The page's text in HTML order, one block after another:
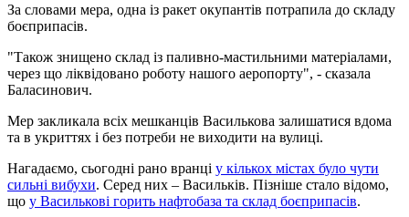
За словами мера, одна із ракет окупантів потрапила до складу
боєприпасів.
"Також знищено склад із паливно-мастильними матеріалами,
через що ліквідовано роботу нашого аеропорту", - сказала
Баласинович.
Мер закликала всіх мешканців Василькова залишатися вдома
та в укриттях і без потреби не виходити на вулиці.
Нагадаємо, сьогодні рано вранці у кількох містах було чути
сильні вибухи. Серед них – Васильків. Пізніше стало відомо,
що у Василькові горить нафтобаза та склад боєприпасів.